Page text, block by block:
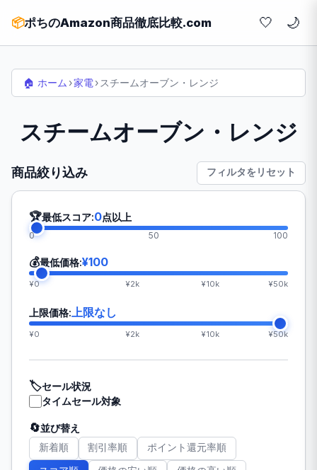
📦ポちのAmazon商品徹底比較.com 🤍
🏠 ホーム ›家電› スチームオーブン・レンジ
スチームオーブン・レンジ
商品絞り込み フィルタをリセット
🏆最低スコア:0点以上
0 50 100
💰最低価格:¥100
¥0 ¥2k ¥10k ¥50k
上限価格: 上限なし
¥0 ¥2k ¥10k ¥50k
🏷️セール状況
タイムセール対象
🔄並び替え
新着順 割引率順 ポイント還元率順